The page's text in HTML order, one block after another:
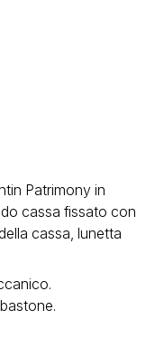
Patrimony in
cassa fissato con
cassa, lunetta